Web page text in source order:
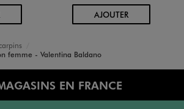
PANIER AJOUTERAU PANIER
femme - Valentina Baldano
EN FRANCE